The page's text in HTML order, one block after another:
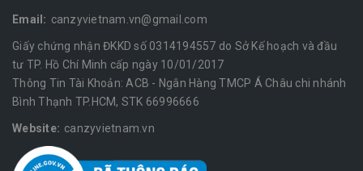
Email: canzyvietnam.vn@gmail.com
Giấy chứng nhận ĐKKD số 0314194557 do Sở Kế hoạch và đầu
tư TP. Hồ Chí Minh cấp ngày 10/01/2017
Thông Tin Tài Khoản: ACB - Ngân Hàng TMCP Á Châu chi nhánh
Bình Thạnh TP.HCM, STK 66996666
Website: canzyvietnam.vn